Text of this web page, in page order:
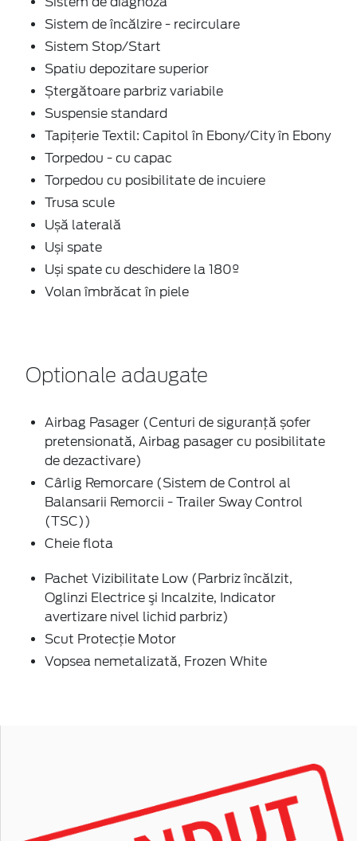
Sistem de încălzire - recirculare
Sistem Stop/Start
Spatiu depozitare superior
Ștergătoare parbriz variabile
Suspensie standard
Tapițerie Textil: Capitol în Ebony/City în Ebony
Torpedou - cu capac
Torpedou cu posibilitate de incuiere
Trusa scule
Ușă laterală
Uși spate
Uși spate cu deschidere la 180º
Volan îmbrăcat în piele
Optionale adaugate
Airbag Pasager (Centuri de siguranţă șofer
pretensionată, Airbag pasager cu posibilitate
de dezactivare)
Cârlig Remorcare (Sistem de Control al
Balansarii Remorcii - Trailer Sway Control
(TSC))
Cheie flota
Pachet Vizibilitate Low (Parbriz încălzit,
Oglinzi Electrice şi Incalzite, Indicator
avertizare nivel lichid parbriz)
Scut Protecţie Motor
Vopsea nemetalizată, Frozen White